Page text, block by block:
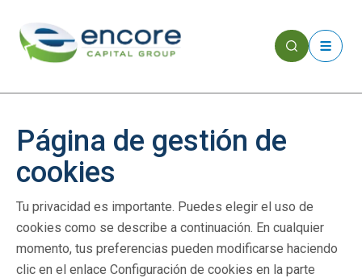
Página de gestión de
cookies
Tu privacidad es importante. Puedes elegir el uso de
cookies como se describe a continuación. En cualquier
momento, tus preferencias pueden modificarse haciendo
clic en el enlace Configuración de cookies en la parte